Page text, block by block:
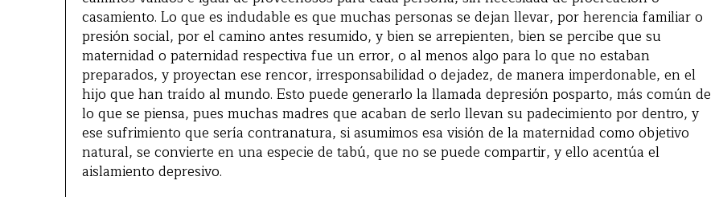
casamiento. Lo que es indudable es que muchas personas se dejan llevar, por herencia familiar o
presión social, por el camino antes resumido, y bien se arrepienten, bien se percibe que su
maternidad o paternidad respectiva fue un error, o al menos algo para lo que no estaban
preparados, y proyectan ese rencor, irresponsabilidad o dejadez, de manera imperdonable, en el
hijo que han traído al mundo. Esto puede generarlo la llamada depresión posparto, más común de
lo que se piensa, pues muchas madres que acaban de serlo llevan su padecimiento por dentro, y
ese sufrimiento que sería contranatura, si asumimos esa visión de la maternidad como objetivo
natural, se convierte en una especie de tabú, que no se puede compartir, y ello acentúa el
aislamiento depresivo.